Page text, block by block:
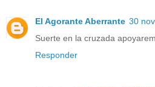
El Agorante Aberrante 30
Suerte en la cruzada
Responder